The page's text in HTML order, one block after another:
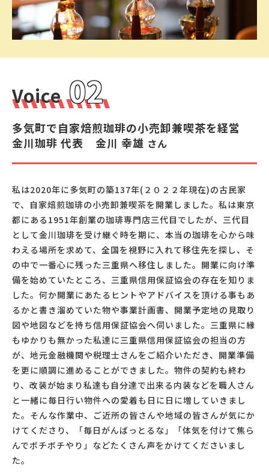
Voice 02
多気町で自家焙煎珈琲の小売卸兼喫茶を経営
金川珈琲 代表
金川 幸雄 さん
私は2020年に多気町の築137年(２０２２年現在)の古民家
で、自家焙煎珈琲の小売卸兼喫茶を開業しました。私は東京
都にある1951年創業の珈琲専門店三代目でしたが、三代目
として金川珈琲を受け継ぐ時を期に、本当の珈琲を心から味
わえる場所を求めて、全国を視野に入れて移住先を探し、そ
の中で一番心に残った三重県へ移住しました。開業に向け準
備を始めていたところ、三重県信用保証協会の存在を知りま
した。何か開業にあたるヒントやアドバイスを頂ける事もあ
るかと書き溜めていた物や事業計画書、開業予定地の見取り
図や地図などを持ち信用保証協会へ伺いました。三重県に縁
もゆかりも無かった私達に三重県信用保証協会の担当の方
が、地元金融機関や税理士さんをご紹介いただき、開業準備
を更に順調に進めることができました。物件の契約も終わ
り、改装が始まり私達も自分達で出来る内装などを職人さん
と一緒に毎日行い物件への愛着も日に日に増していきまし
た。そんな作業中、ご近所の皆さんや地域の皆さんが気にか
けてくださり、「毎日がんばっとるな」「体気を付けて焦ら
んでボチボチやり」などたくさん声をかけてくださいまし
た。